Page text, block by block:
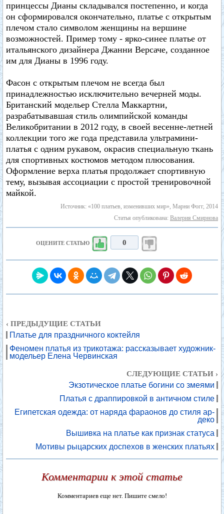
принцессы Дианы складывался постепенно, и когда
он сформировался окончательно, платье с открытым
плечом стало символом женщины на вершине
возможностей. Пример тому - ярко-синее платье от
итальянского дизайнера Джанни Версаче, созданное
им для Дианы в 1996 году.
Фасон с открытым плечом не всегда был
принадлежностью исключительно вечерней моды.
Британский модельер Стелла Маккартни,
разрабатывавшая стиль олимпийской команды
Великобритании в 2012 году, в своей весенне-летней
коллекции того же года представила ультрамини-
платья с одним рукавом, окрасив специальную ткань
для спортивных костюмов методом плюсования.
Оформление верха платья продолжает спортивную
тему, вызывая ассоциации с простой тренировочной
майкой.
Источник: «100 платьев, изменивших мир», Марни Фогг, 2014
Статья опубликована: Валерия Смирнова
ОЦЕНИТЕ СТАТЬЮ 0
‹ ПРЕДЫДУЩИЕ СТАТЬИ
Платье для праздничного коктейля
Феномен платья из трикотажа: рассказывает художник-
модельер Елена Червинская
СЛЕДУЮЩИЕ СТАТЬИ ›
Экзотическое платье богини со змеями
Платья с драппировкой в античном стиле
Египетская одежда: от наряда фараонов до стиля ар-
деко
Вышивка на платье как признак статуса
Мотивы рыцарских доспехов в женских платьях
Комментарии к этой статье
Комментариев еще нет. Пишите смело!